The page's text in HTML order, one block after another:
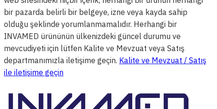
bir pazarda belirli bir belgeye, izne veya kayda sahip
olduğu şeklinde yorumlanmamalıdır. Herhangi bir
INVAMED ürününün ülkenizdeki güncel durumu ve
mevcudiyeti için lütfen Kalite ve Mevzuat veya Satış
departmanımızla iletişime geçin. Kalite ve Mevzuat / Satış
ile iletişime geçin